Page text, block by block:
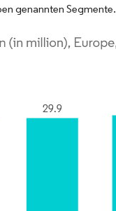
genannten Segmente.